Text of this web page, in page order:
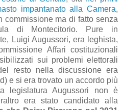
impantanato alla Camera,
ma di fatto senza
di Montecitorio. Pure in
Luigi Augussori, era leghista,
Affari costituzionali
sui problemi elettorali
resto nella discussione era
e si era trovato un accordo più
legislatura Augussori non è
era stato candidato alla